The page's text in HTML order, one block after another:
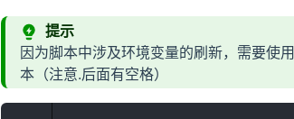
提示
因为脚本中涉及环境变量的刷新，需要使
本（注意.后面有空格）